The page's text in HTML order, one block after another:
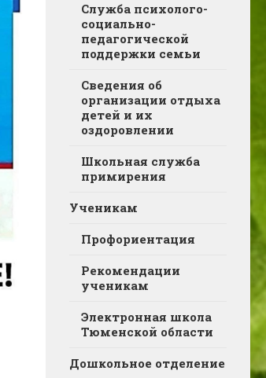
Служба психолого-
социально-
педагогической
поддержки семьи
Сведения об
организации отдыха
детей и их
оздоровлении
Школьная служба
примирения
Ученикам
Профориентация
Рекомендации
ученикам
Электронная школа
Тюменской области
Дошкольное отделение